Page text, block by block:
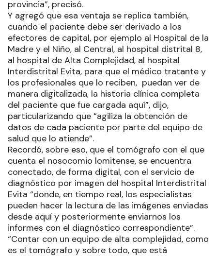
provincia”, precisó.
Y agregó que esa ventaja se replica también,
cuando el paciente debe ser derivado a los
efectores de capital, por ejemplo al Hospital de la
Madre y el Niño, al Central, al hospital distrital 8,
al hospital de Alta Complejidad, al hospital
Interdistrital Evita, para que el médico tratante y
los profesionales que lo reciben, puedan ver de
manera digitalizada, la historia clínica completa
del paciente que fue cargada aquí”, dijo,
particularizando que “agiliza la obtención de
datos de cada paciente por parte del equipo de
salud que lo atiende”.
Recordó, sobre eso, que el tomógrafo con el que
cuenta el nosocomio lomitense, se encuentra
conectado, de forma digital, con el servicio de
diagnóstico por imagen del hospital Interdistrital
Evita “donde, en tiempo real, los especialistas
pueden hacer la lectura de las imágenes enviadas
desde aquí y posteriormente enviarnos los
informes con el diagnóstico correspondiente”.
“Contar con un equipo de alta complejidad, como
es el tomógrafo y sobre todo, que está